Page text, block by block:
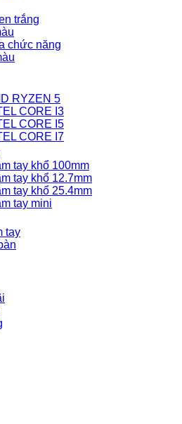
trắng
chức năng
RYZEN 5
CORE I3
CORE I5
CORE I7
tay khổ 100mm
tay khổ 12.7mm
tay khổ 25.4mm
tay mini
tay